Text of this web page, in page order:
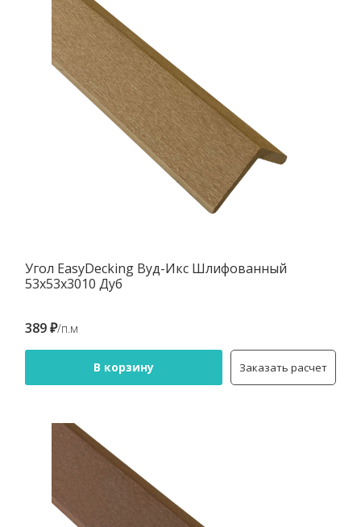
Угол EasyDecking Вуд-Икс Шлифованный
53х53х3010 Дуб
389 ₽/п.м
В корзину Заказать расчет